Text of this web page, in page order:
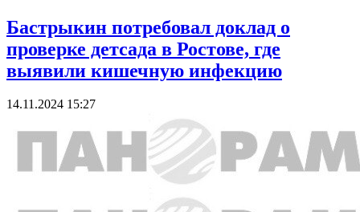
Бастрыкин потребовал доклад о
проверке детсада в Ростове, где
выявили кишечную инфекцию
14.11.2024 15:27